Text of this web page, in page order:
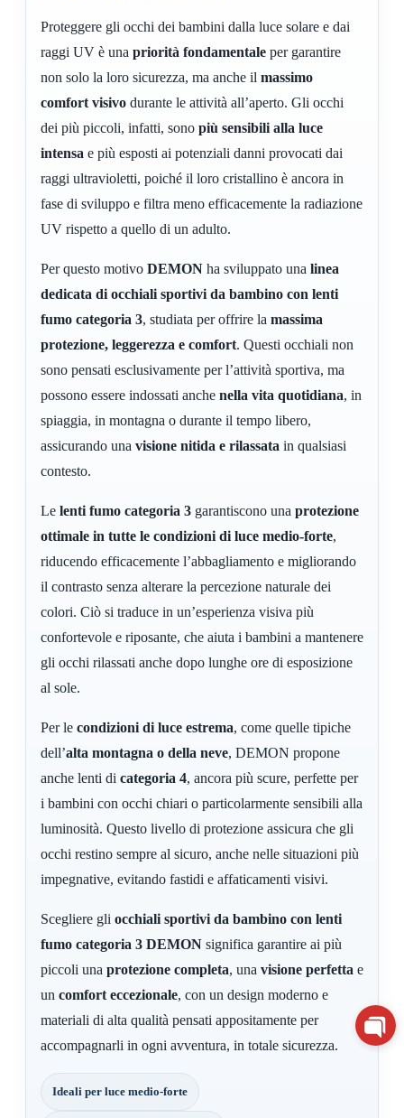
Proteggere gli occhi dei bambini dalla luce solare e dai
raggi UV è una priorità fondamentale per garantire
non solo la loro sicurezza, ma anche il massimo
comfort visivo durante le attività all’aperto. Gli occhi
dei più piccoli, infatti, sono più sensibili alla luce
intensa e più esposti ai potenziali danni provocati dai
raggi ultravioletti, poiché il loro cristallino è ancora in
fase di sviluppo e filtra meno efficacemente la radiazione
UV rispetto a quello di un adulto.
Per questo motivo DEMON ha sviluppato una linea
dedicata di occhiali sportivi da bambino con lenti
fumo categoria 3, studiata per offrire la massima
protezione, leggerezza e comfort. Questi occhiali non
sono pensati esclusivamente per l’attività sportiva, ma
possono essere indossati anche nella vita quotidiana, in
spiaggia, in montagna o durante il tempo libero,
assicurando una visione nitida e rilassata in qualsiasi
contesto.
Le lenti fumo categoria 3 garantiscono una protezione
ottimale in tutte le condizioni di luce medio-forte,
riducendo efficacemente l’abbagliamento e migliorando
il contrasto senza alterare la percezione naturale dei
colori. Ciò si traduce in un’esperienza visiva più
confortevole e riposante, che aiuta i bambini a mantenere
gli occhi rilassati anche dopo lunghe ore di esposizione
al sole.
Per le condizioni di luce estrema, come quelle tipiche
dell’alta montagna o della neve, DEMON propone
anche lenti di categoria 4, ancora più scure, perfette per
i bambini con occhi chiari o particolarmente sensibili alla
luminosità. Questo livello di protezione assicura che gli
occhi restino sempre al sicuro, anche nelle situazioni più
impegnative, evitando fastidi e affaticamenti visivi.
Scegliere gli occhiali sportivi da bambino con lenti
fumo categoria 3 DEMON significa garantire ai più
piccoli una protezione completa, una visione perfetta e
un comfort eccezionale, con un design moderno e
materiali di alta qualità pensati appositamente per
accompagnarli in ogni avventura, in totale sicurezza.
Ideali per luce medio-forte